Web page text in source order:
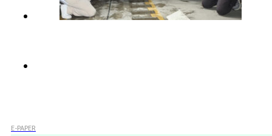
E-PAPER